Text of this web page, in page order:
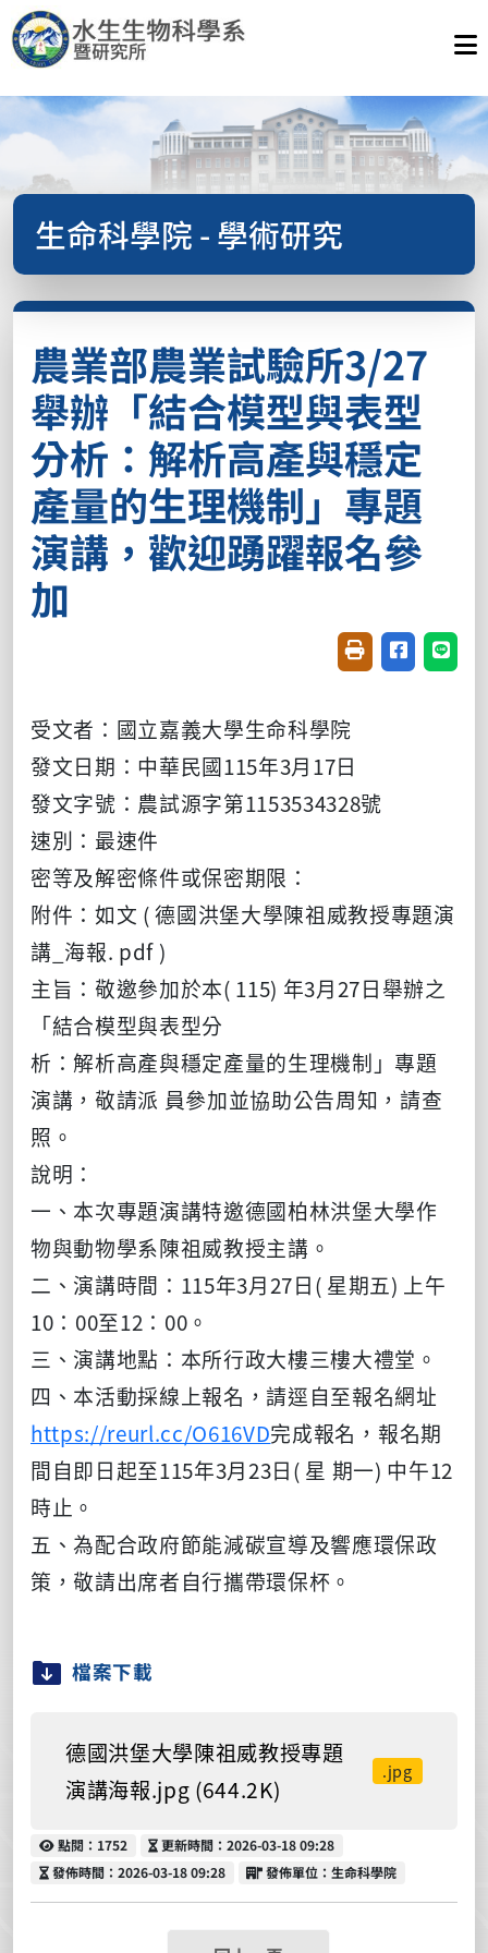
生命科學院 - 學術研究
農業部農業試驗所3/27
舉辦「結合模型與表型
分析：解析高產與穩定
產量的生理機制」專題
演講，歡迎踴躍報名參
加
友善列印(開新視
分享至臉書
分享
受文者：國立嘉義大學生命科學院
發文日期：中華民國115年3月17日
發文字號：農試源字第1153534328號
速別：最速件
密等及解密條件或保密期限：
附件：如文 ( 德國洪堡大學陳祖威教授專題演
講_海報. pdf )
主旨：敬邀參加於本( 115) 年3月27日舉辦之
「結合模型與表型分
析：解析高產與穩定產量的生理機制」專題
演講，敬請派 員參加並協助公告周知，請查
照。
說明：
一、本次專題演講特邀德國柏林洪堡大學作
物與動物學系陳祖威教授主講。
二、演講時間：115年3月27日( 星期五) 上午
10：00至12：00。
三、演講地點：本所行政大樓三樓大禮堂。
四、本活動採線上報名，請逕自至報名網址
https://reurl.cc/O616VD完成報名，報名期
間自即日起至115年3月23日( 星 期一) 中午12
時止。
五、為配合政府節能減碳宣導及響應環保政
策，敬請出席者自行攜帶環保杯。
檔案下載
德國洪堡大學陳祖威教授專題
演講海報.jpg (644.2K)
.jpg
點閱
點閱：1752 更新時間
更新時間：2026-03-18 09:28
發佈時間
發佈時間：2026-03-18 09:28 發佈單位
發佈單位：生命科學院